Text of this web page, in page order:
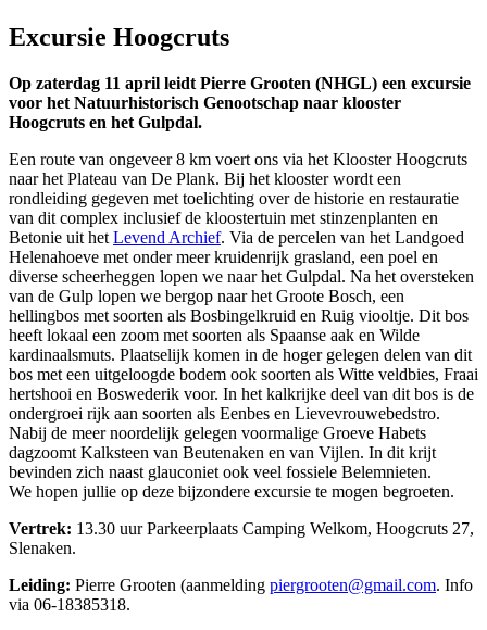
Excursie Hoogcruts
Op zaterdag 11 april leidt Pierre Grooten (NHGL) een excursie
voor het Natuurhistorisch Genootschap naar klooster
Hoogcruts en het Gulpdal.
Een route van ongeveer 8 km voert ons via het Klooster Hoogcruts
naar het Plateau van De Plank. Bij het klooster wordt een
rondleiding gegeven met toelichting over de historie en restauratie
van dit complex inclusief de kloostertuin met stinzenplanten en
Betonie uit het Levend Archief. Via de percelen van het Landgoed
Helenahoeve met onder meer kruidenrijk grasland, een poel en
diverse scheerheggen lopen we naar het Gulpdal. Na het oversteken
van de Gulp lopen we bergop naar het Groote Bosch, een
hellingbos met soorten als Bosbingelkruid en Ruig viooltje. Dit bos
heeft lokaal een zoom met soorten als Spaanse aak en Wilde
kardinaalsmuts. Plaatselijk komen in de hoger gelegen delen van dit
bos met een uitgeloogde bodem ook soorten als Witte veldbies, Fraai
hertshooi en Boswederik voor. In het kalkrijke deel van dit bos is de
ondergroei rijk aan soorten als Eenbes en Lievevrouwebedstro.
Nabij de meer noordelijk gelegen voormalige Groeve Habets
dagzoomt Kalksteen van Beutenaken en van Vijlen. In dit krijt
bevinden zich naast glauconiet ook veel fossiele Belemnieten.
We hopen jullie op deze bijzondere excursie te mogen begroeten.
Vertrek: 13.30 uur Parkeerplaats Camping Welkom, Hoogcruts 27,
Slenaken.
Leiding: Pierre Grooten (aanmelding piergrooten@gmail.com. Info
via 06-18385318.